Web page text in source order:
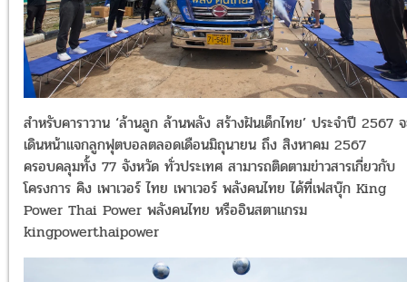
สำหรับคาราวาน ‘ล้านลูก ล้านพลัง สร้างฝันเด็กไทย’ ประจำปี 2567
เดินหน้าแจกลูกฟุตบอลตลอดเดือนมิถุนายน ถึง สิงหาคม 2567
ครอบคลุมทั้ง 77 จังหวัด ทั่วประเทศ สามารถติดตามข่าวสารเกี่ยวกับ
โครงการ คิง เพาเวอร์ ไทย เพาเวอร์ พลังคนไทย ได้ที่เฟสบุ๊ก King
Power Thai Power พลังคนไทย หรืออินสตาแกรม
kingpowerthaipower